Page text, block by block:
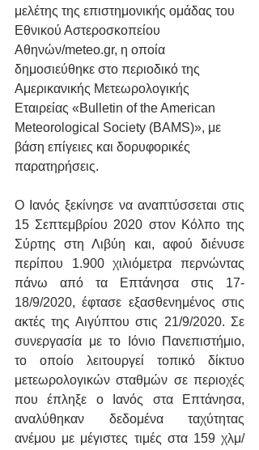
μελέτης της επιστημονικής ομάδας του
Εθνικού Αστεροσκοπείου
Αθηνών/meteo.gr, η οποία
δημοσιεύθηκε στο περιοδικό της
Αμερικανικής Μετεωρολογικής
Εταιρείας «Bulletin of the American
Meteorological Society (BAMS)», με
βάση επίγειες και δορυφορικές
παρατηρήσεις.
Ο Ιανός ξεκίνησε να αναπτύσσεται στις
15 Σεπτεμβρίου 2020 στον Κόλπο της
Σύρτης στη Λιβύη και, αφού διένυσε
περίπου 1.900 χιλιόμετρα περνώντας
πάνω από τα Επτάνησα στις 17-
18/9/2020, έφτασε εξασθενημένος στις
ακτές της Αιγύπτου στις 21/9/2020. Σε
συνεργασία με το Ιόνιο Πανεπιστήμιο,
το οποίο λειτουργεί τοπικό δίκτυο
μετεωρολογικών σταθμών σε περιοχές
που έπληξε ο Ιανός στα Επτάνησα,
αναλύθηκαν δεδομένα ταχύτητας
ανέμου με μέγιστες τιμές στα 159 χλμ/